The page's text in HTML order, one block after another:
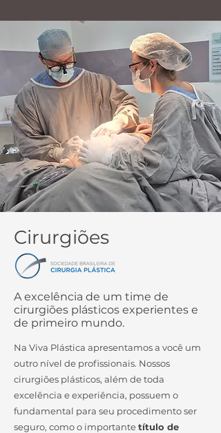
Cirurgiões
A excelência de um time de
cirurgiões plásticos experientes e
de primeiro mundo.
Na Viva Plástica apresentamos a você um
outro nível de profissionais. Nossos
cirurgiões plásticos, além de toda
excelência e experiência, possuem o
fundamental para seu procedimento ser
seguro, como o importantetítulo de